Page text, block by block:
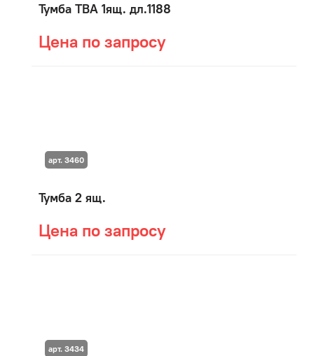
Тумба ТВА 1ящ. дл.1188
Цена по запросу
Тумба 2 ящ.
Цена по запросу
арт. 3460
арт. 3434